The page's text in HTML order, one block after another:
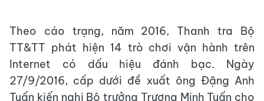
Theo cáo trạng, năm 2016, Thanh tra Bộ
TT&TT phát hiện 14 trò chơi vận hành trên
Internet có dấu hiệu đánh bạc. Ngày
27/9/2016, cấp dưới đề xuất ông Đặng Anh
Tuấn kiến nghị Bộ trưởng Trương Minh Tuấn cho